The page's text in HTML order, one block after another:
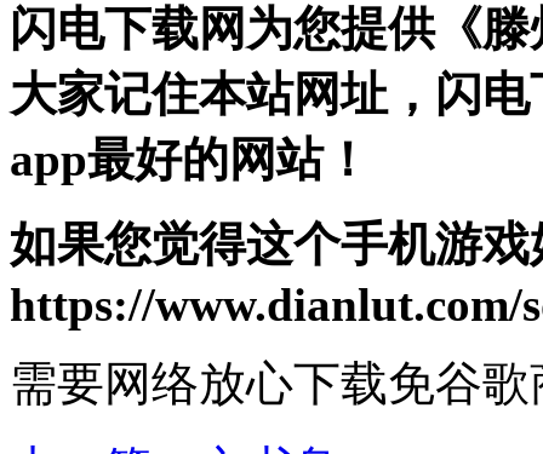
闪电下载网为您提供《
大家记住本站网址，闪
app最好的网站！
如果您觉得这个手机游
https://www.dianlut.com/
需要网络放心下载免谷歌